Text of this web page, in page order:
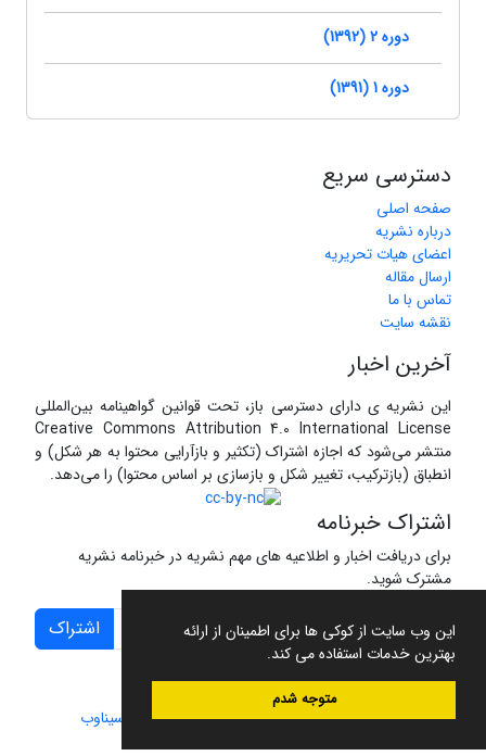
این وب سایت از کوکی ها برای اطمینان از ارائه
بهترین خدمات استفاده می کند.
متوجه شدم
دوره 2 (1392)
دوره 1 (1391)
دسترسی سریع
صفحه اصلی
درباره نشریه
اعضای هیات تحریریه
ارسال مقاله
تماس با ما
نقشه سایت
آخرین اخبار
این نشریه ی دارای دسترسی باز، تحت قوانین گواهینامه بین‌المللی
Creative Commons Attribution 4.0 International License
منتشر می‌شود که اجازه اشتراک (تکثیر و بازآرایی محتوا به هر شکل) و
انطباق (بازترکیب، تغییر شکل و بازسازی بر اساس محتوا) را می‌دهد.
اشتراک خبرنامه
برای دریافت اخبار و اطلاعیه های مهم نشریه در خبرنامه نشریه
مشترک شوید.
اشتراک
سامانه مدیریت نشریات علمی.طراحی و پیاده سازی از سیناوب